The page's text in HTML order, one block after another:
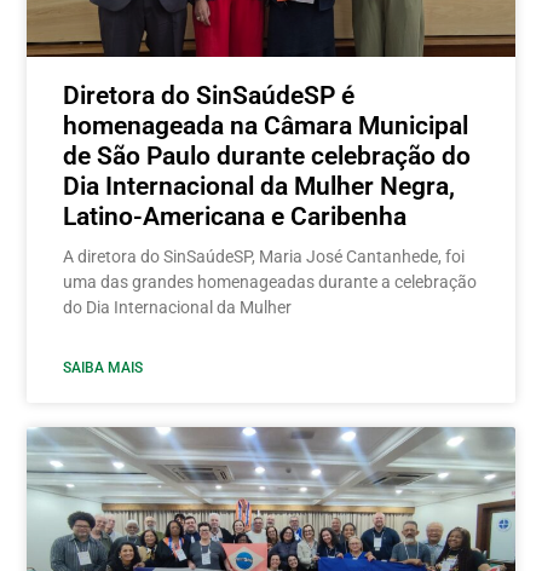
Diretora do SinSaúdeSP é
homenageada na Câmara Municipal
de São Paulo durante celebração do
Dia Internacional da Mulher Negra,
Latino-Americana e Caribenha
A diretora do SinSaúdeSP, Maria José Cantanhede, foi
uma das grandes homenageadas durante a celebração
do Dia Internacional da Mulher
SAIBA MAIS